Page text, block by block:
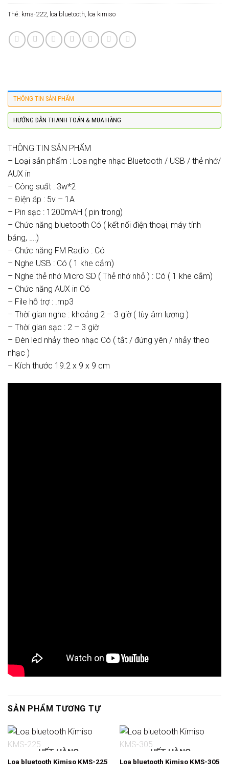
Thẻ: kms-222, loa bluetooth, loa kimiso
THÔNG TIN SẢN PHẨM
HƯỚNG DẪN THANH TOÁN & MUA HÀNG
THÔNG TIN SẢN PHẨM
– Loại sản phẩm : Loa nghe nhạc Bluetooth / USB / thẻ nhớ/
AUX in
– Công suất : 3w*2
– Điện áp : 5v – 1A
– Pin sạc : 1200mAH ( pin trong)
– Chức năng bluetooth Có ( kết nối điện thoại, máy tính
bảng, ….)
– Chức năng FM Radio : Có
– Nghe USB : Có ( 1 khe cắm)
– Nghe thẻ nhớ Micro SD ( Thẻ nhớ nhỏ ) : Có ( 1 khe cắm)
– Chức năng AUX in Có
– File hỗ trợ : .mp3
– Thời gian nghe : khoảng 2 – 3 giờ ( tùy âm lượng )
– Thời gian sạc : 2 – 3 giờ
– Đèn led nhảy theo nhạc Có ( tắt / đứng yên / nhảy theo
nhạc )
– Kích thước 19.2 x 9 x 9 cm
SẢN PHẨM TƯƠNG TỰ
HẾT HÀNG
Loa bluetooth Kimiso KMS-225
HẾT HÀNG
Loa bluetooth Kimiso KMS-305